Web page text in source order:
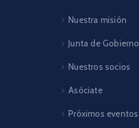
Nuestra misión
Junta de Gobierno
Nuestros socios
Asóciate
Próximos eventos